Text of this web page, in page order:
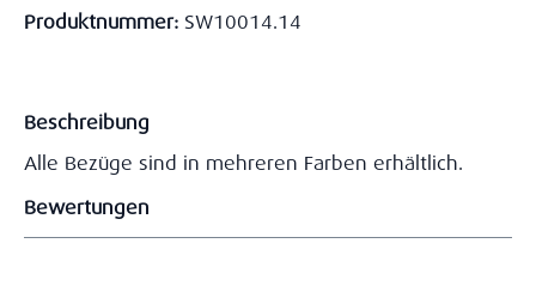
Produktnummer: SW10014.14
Beschreibung
Alle Bezüge sind in mehreren Farben erhältlich.
Bewertungen